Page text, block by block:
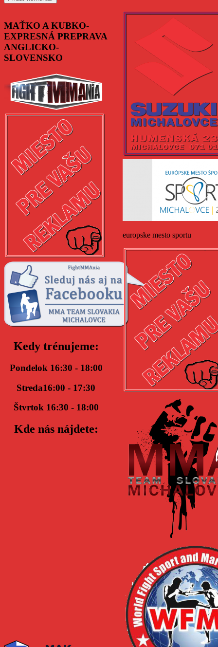
MAŤKO A KUBKO-
EXPRESNÁ PREPRAVA
ANGLICKO-
SLOVENSKO
Kedy trénujeme:
Pondelok 16:30 - 18:00
Streda16:00 - 17:30
Štvrtok 16:30 - 18:00
Kde nás nájdete:
europske mesto sportu